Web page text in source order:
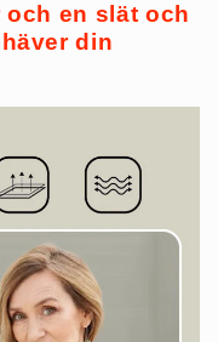
en slät och
din